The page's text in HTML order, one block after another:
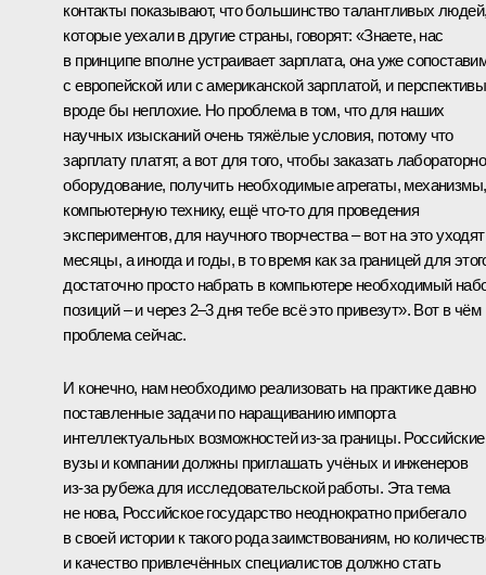
контакты показывают, что большинство талантливых
которые уехали в другие страны, говорят: «Знаете, нас
в принципе вполне устраивает зарплата, она уже
с европейской или с американской зарплатой, и перспективы
вроде бы неплохие. Но проблема в том, что для наших
научных изысканий очень тяжёлые условия, потому что
зарплату платят, а вот для того, чтобы заказать
оборудование, получить необходимые агрегаты, механизмы,
компьютерную технику, ещё что‑то для проведения
экспериментов, для научного творчества – вот на это уходят
месяцы, а иногда и годы, в то время как за границей для
достаточно просто набрать в компьютере необходимый
позиций – и через 2–3 дня тебе всё это привезут». Вот в чём
проблема сейчас.
И конечно, нам необходимо реализовать на практике давно
поставленные задачи по наращиванию импорта
интеллектуальных возможностей из‑за границы. Российские
вузы и компании должны приглашать учёных и инженеров
из‑за рубежа для исследовательской работы. Эта тема
не нова, Российское государство неоднократно прибегало
в своей истории к такого рода заимствованиям, но
и качество привлечённых специалистов должно стать